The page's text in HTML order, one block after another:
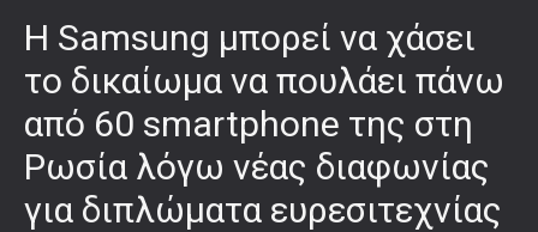
Η Samsung μπορεί να χάσει
το δικαίωμα να πουλάει πάνω
από 60 smartphone της στη
Ρωσία λόγω νέας διαφωνίας
για διπλώματα ευρεσιτεχνίας